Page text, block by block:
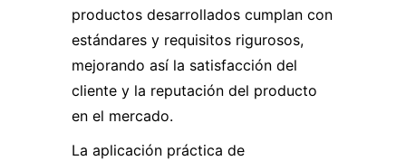
productos desarrollados cumplan con
estándares y requisitos rigurosos,
mejorando así la satisfacción del
cliente y la reputación del producto
en el mercado.
La aplicación práctica de